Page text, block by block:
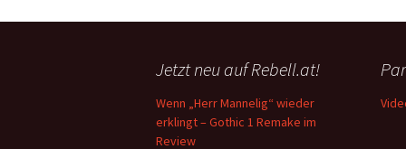
Jetzt neu auf Rebell.at!
Wenn „Herr Mannelig“ wieder
erklingt – Gothic 1 Remake im
Review